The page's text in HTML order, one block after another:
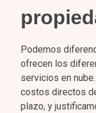
Podemos
ofrecen los
servicios en
costos directos
plazo, y